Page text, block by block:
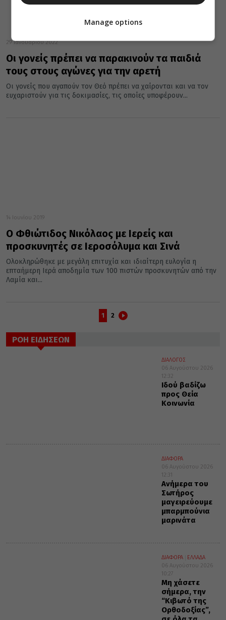
29 Ιανουαρίου 2022
Οι γονείς πρέπει να παρακινούν τα παιδιά
τους στους αγώνες για την αρετή
Οι γονείς που αγαπούν τον Θεό πρέπει να χαίρονται και να τον
ευχαριστούν για τις δοκιμασίες, τις οποίες υποφέρουν...
14 Ιουνίου 2019
Ο Φθιώτιδος Νικόλαος με Ιερείς και
προσκυνητές σε Ιεροσόλυμα και Σινά
Ολοκληρώθηκε με μεγάλη επιτυχία και ιδιαίτερη ευλογία η
επταήμερη Ιερά αποδημία των 100 πιστών προσκυνητών από την
Λαμία και...
1 2
ΡΟΗ ΕΙΔΗΣΕΩΝ
ΔΙΑΛΟΓΟΣ
06 Αυγούστου 2026
12:32
Ιδού βαδίζω
προς Θεία
Κοινωνία
ΔΙΑΦΟΡΑ
06 Αυγούστου 2026
12:31
Ανήμερα του
Σωτήρος
μαγειρεύουμε
μπαρμπούνια
μαρινάτα
ΔΙΑΦΟΡΑ
ΕΛΛΑΔΑ
06 Αυγούστου 2026
10:27
Μη χάσετε
σήμερα, την
“Κιβωτό της
Ορθοδοξίας”,
Manage options